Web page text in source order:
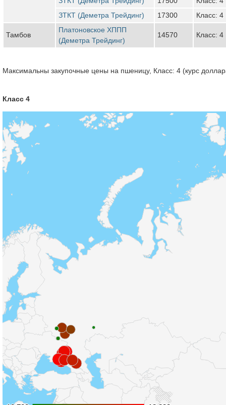
ЗТКТ (Деметра Трейдинг)
17300 Класс: 4
Тамбов
Платоновское ХППП
(Деметра Трейдинг)
14570 Класс: 4
Максимальны закупочные цены на пшеницу, Класс: 4 (курс
Класс 4